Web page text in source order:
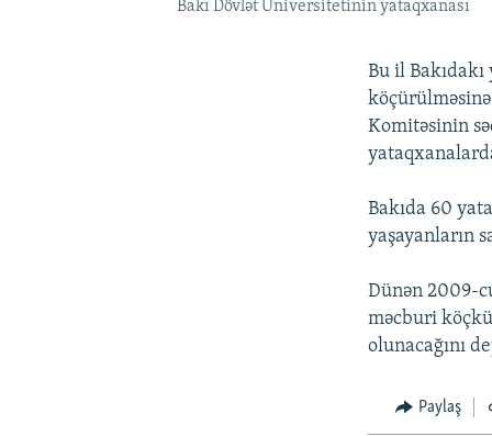
Bakı Dövlət Universitetinin yataqxanası
Bu il
Komitəsinin
Bakıda 60
yaşayanların
Dünən 2009-
məcburi
olunacağını
Paylaş